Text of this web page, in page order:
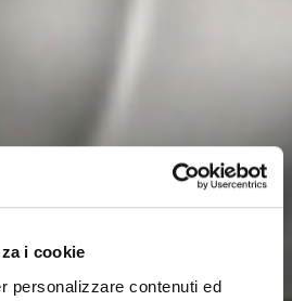
i cookie
personalizzare contenuti ed